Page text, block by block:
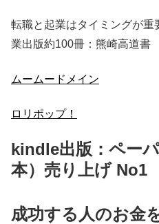
転職と起業はタイミングが
業出版約100冊：熊崎高道書
ムームードメイン
ロリポップ！
kindle出版：ペー
本）売り上げ No1
成功する人のお金